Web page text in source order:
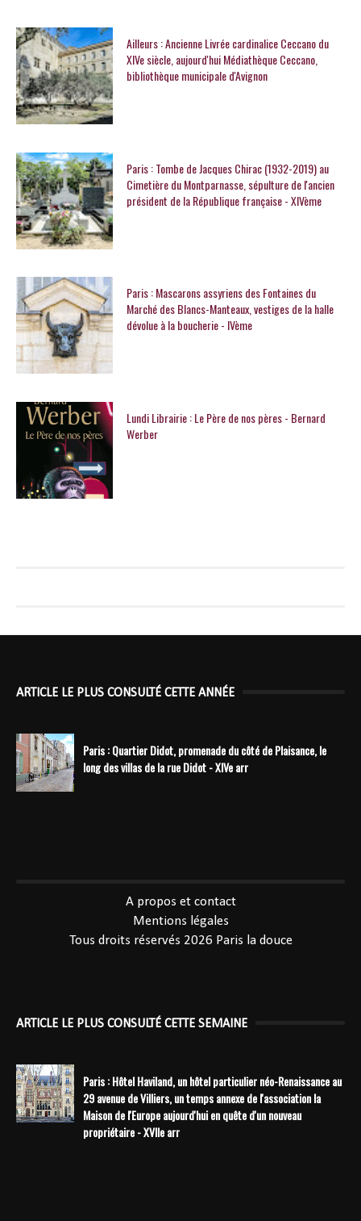
Ailleurs : Ancienne Livrée cardinalice Ceccano du
XIVe siècle, aujourd'hui Médiathèque Ceccano,
bibliothèque municipale d'Avignon
Paris : Tombe de Jacques Chirac (1932-2019) au
Cimetière du Montparnasse, sépulture de l'ancien
président de la République française - XIVème
Paris : Mascarons assyriens des Fontaines du
Marché des Blancs-Manteaux, vestiges de la halle
dévolue à la boucherie - IVème
Lundi Librairie : Le Père de nos pères - Bernard
Werber
ARTICLE LE PLUS CONSULTÉ CETTE ANNÉE
Paris : Quartier Didot, promenade du côté de Plaisance, le
long des villas de la rue Didot - XIVe arr
A propos et contact
Mentions légales
Tous droits réservés 2026 Paris la douce
ARTICLE LE PLUS CONSULTÉ CETTE SEMAINE
Paris : Hôtel Haviland, un hôtel particulier néo-Renaissance au
29 avenue de Villiers, un temps annexe de l'association la
Maison de l'Europe aujourd'hui en quête d'un nouveau
propriétaire - XVIIe arr